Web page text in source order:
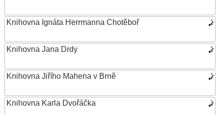
Knihovna Ignáta Herrmanna Chotěboř
Knihovna Jana Drdy
Knihovna Jiřího Mahena v Brně
Knihovna Karla Dvořáčka